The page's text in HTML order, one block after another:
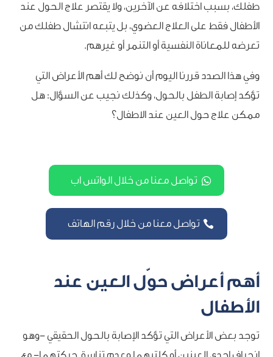
طفلك، بسبب اختلافه عن الآخرين، ولا يقتصر علاج الحول عند
الأطفال فقط على العلاج العضوي، بل يتبعه انتشال طفلك من
تعرضه للمعاناة النفسية أو التنمر أو غيرهم.
وفي هذا الصدد قررنا اليوم أن نوضح لك أهم الأعراض التي
تؤكد إصابة الطفل بالحول، وكذلك نجيب عن السؤال: هل
ممكن علاج حول العين عند الاطفال؟
تواصل معنا من خلال الواتس اب
تواصل معنا من خلال رقم الهاتف
أهم أعراض حوّل العين عند
الأطفال
توجد بعض الأعراض التي تؤكد الإصابة بالحول الحقيقي -وهو